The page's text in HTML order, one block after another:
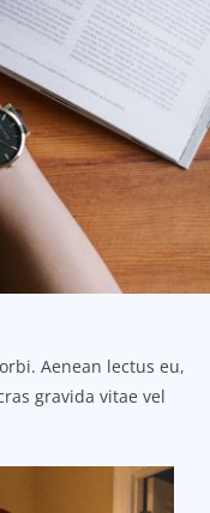
Aenean lectus eu,
gravida vitae vel